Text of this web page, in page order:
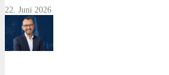
22. Juni 2026